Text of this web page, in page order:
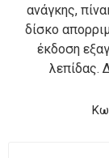
ανάγκης,
δίσκο
έκδοση
λεπίδας.